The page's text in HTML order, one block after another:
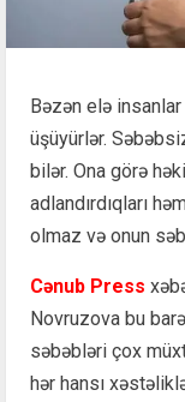
Bəzən elə
üşüyürlər.
bilər. Ona görə
adlandırdıqları
olmaz və onun
Cənub Press
Novruzova bu
səbəbləri çox
hər hansı